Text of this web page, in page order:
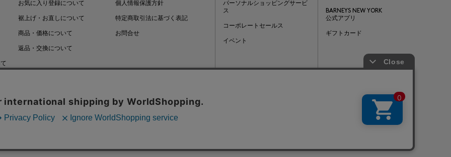
お気に入り登録について
裾上げ・お直しについて
商品・価格について
返品・交換について
個人情報保護方針
特定商取引法に基づく表記
お問合せ
パーソナルショッピングサービ
ス
コーポレートセールス
イベント
BARNEYS NEW YORK
公式アプリ
ギフトカード